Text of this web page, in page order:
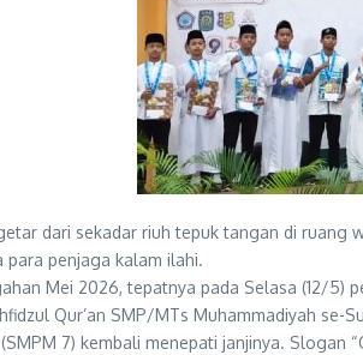
dari sekadar riuh tepuk tangan di
penjaga kalam ilahi.
Mei 2026, tepatnya pada Selasa (12/5)
Qur’an SMP/MTs Muhammadiyah
7) kembali menepati janjinya. Slogan